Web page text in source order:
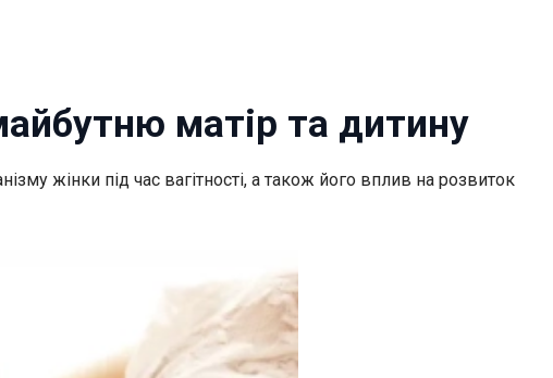
матір та дитину
жінки під час вагітності, а також його вплив на розвиток